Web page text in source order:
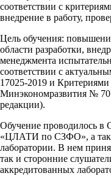
соответствии с
внедрение в работу,
Цель обучения:
области разработки,
менеджмента
соответствии с
17025-2019 и
Минэкономразвития №
редакции).
Обучение проводилось в
«ЦЛАТИ по СЗФО», а
лаборатории. В нем
так и сторонние
аккредитованных